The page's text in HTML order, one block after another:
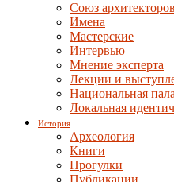
Союз архитекторов
Имена
Мастерские
Интервью
Мнение эксперта
Лекции и
Национальная
Локальная
История
Археология
Книги
Прогулки
Публикации